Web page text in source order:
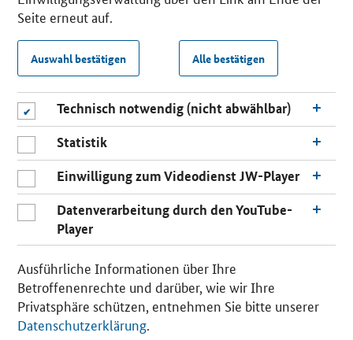
Seite erneut auf.
Auswahl bestätigen Alle bestätigen
Technisch notwendig (nicht abwählbar)
Statistik
Einwilligung zum Videodienst JW-Player
Datenverarbeitung durch den YouTube-
Player
Ausführliche Informationen über Ihre
Betroffenenrechte und darüber, wie wir Ihre
Privatsphäre schützen, entnehmen Sie bitte unserer
Datenschutzerklärung.